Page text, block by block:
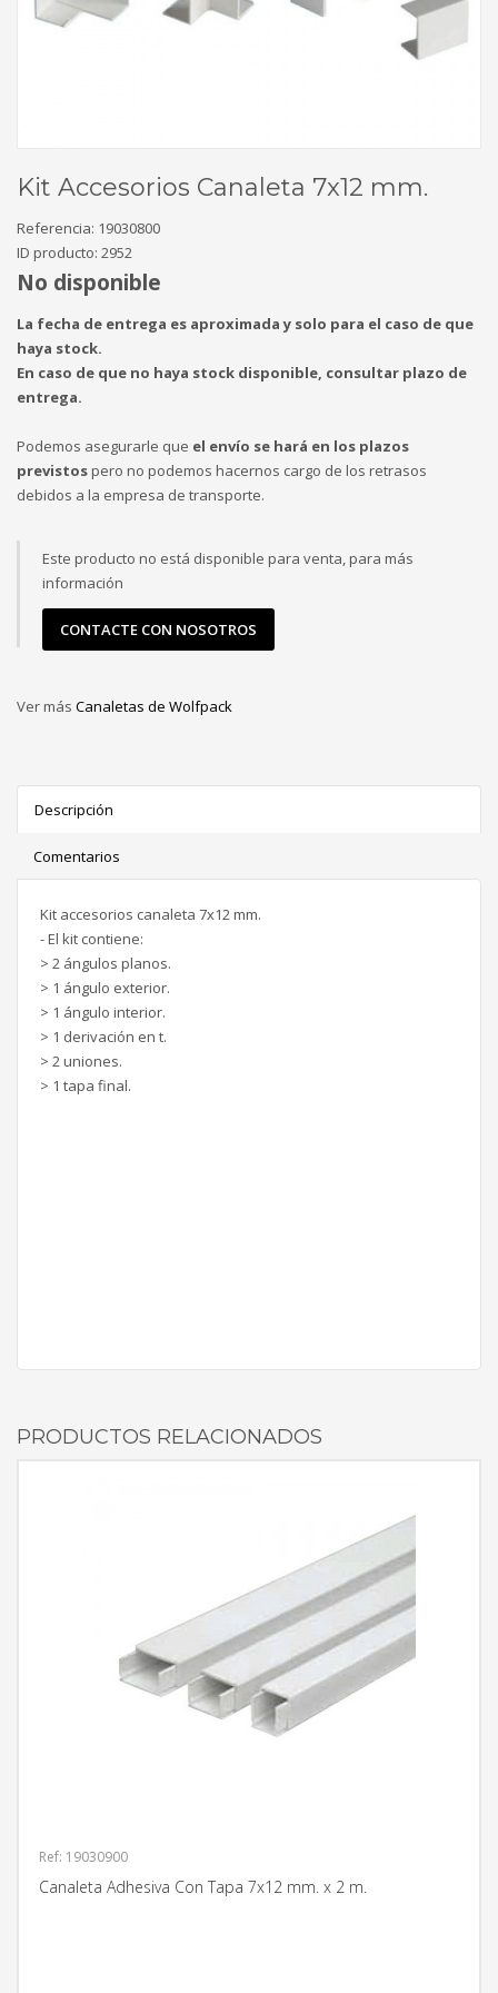
Kit Accesorios Canaleta 7x12 mm.
Referencia: 19030800
ID producto: 2952
No disponible
La fecha de entrega es aproximada y solo para el caso de que
haya stock.
En caso de que no haya stock disponible, consultar plazo de
entrega.
Podemos asegurarle que el envío se hará en los plazos
previstospero no podemos hacernos cargo de los retrasos
debidos a la empresa de transporte.
Este producto no está disponible para venta, para más
información
CONTACTE CON NOSOTROS
Ver más Canaletas de Wolfpack
Descripción
Comentarios
Kit accesorios canaleta 7x12 mm.
- El kit contiene:
> 2 ángulos planos.
> 1 ángulo exterior.
> 1 ángulo interior.
> 1 derivación en t.
> 2 uniones.
> 1 tapa final.
PRODUCTOS RELACIONADOS
Ref: 19030900
Canaleta Adhesiva Con Tapa 7x12 mm. x 2 m.